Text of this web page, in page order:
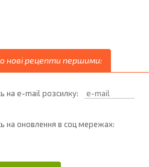
нові рецепти першими:
на e-mail розсилку:
на оновлення в соц мережах: